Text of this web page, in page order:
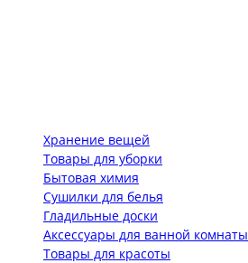
Хранение вещей
Товары для уборки
Бытовая химия
Сушилки для белья
Гладильные доски
Аксессуары для ванной комнаты
Товары для красоты